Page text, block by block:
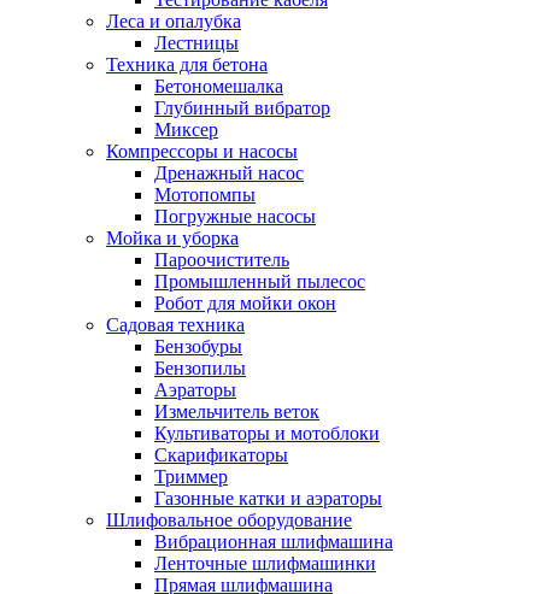
Леса и опалубка
Лестницы
Техника для бетона
Бетономешалка
Глубинный вибратор
Миксер
Компрессоры и насосы
Дренажный насос
Мотопомпы
Погружные насосы
Мойка и уборка
Пароочиститель
Промышленный пылесос
Робот для мойки окон
Садовая техника
Бензобуры
Бензопилы
Аэраторы
Измельчитель веток
Культиваторы и мотоблоки
Скарификаторы
Триммер
Газонные катки и аэраторы
Шлифовальное оборудование
Вибрационная шлифмашина
Ленточные шлифмашинки
Прямая шлифмашина